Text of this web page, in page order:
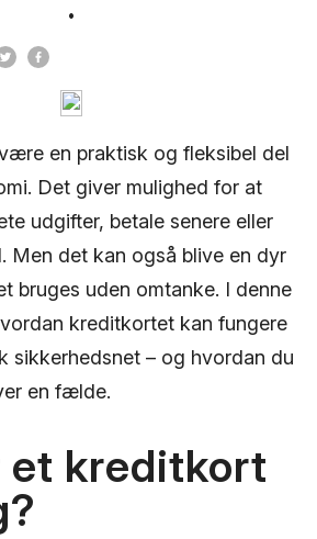
en praktisk og fleksibel del
Det giver mulighed for at
udgifter, betale senere eller
Men det kan også blive en dyr
bruges uden omtanke. I denne
kreditkortet kan fungere
sikkerhedsnet – og hvordan du
en fælde.
et kreditkort